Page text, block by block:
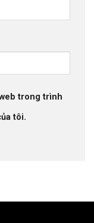
trong trình
tôi.